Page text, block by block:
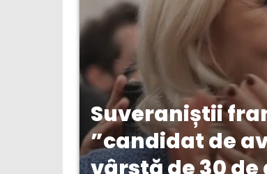
Suveraniștii
”candidat de
vârstă de 30 de